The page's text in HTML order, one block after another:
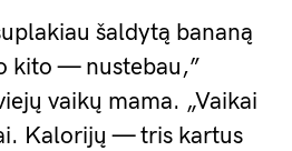
šaldytą bananą
kito — nustebau,”
vaikų mama. „Vaikai
Kalorijų — tris kartus